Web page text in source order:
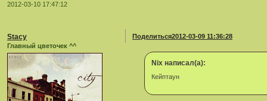
2012-03-10 17:47:12
Поделиться2012-03-09 11:36:28
Stacy
Главный цветочек ^^
Nix написал(а):
Кейптаун